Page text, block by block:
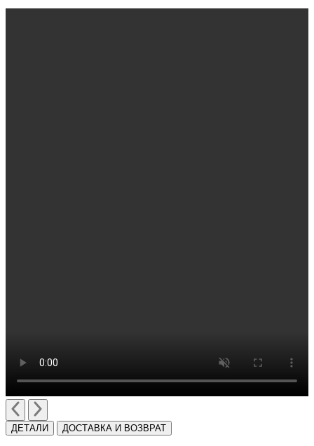
ДЕТАЛИ ДОСТАВКА И ВОЗВРАТ